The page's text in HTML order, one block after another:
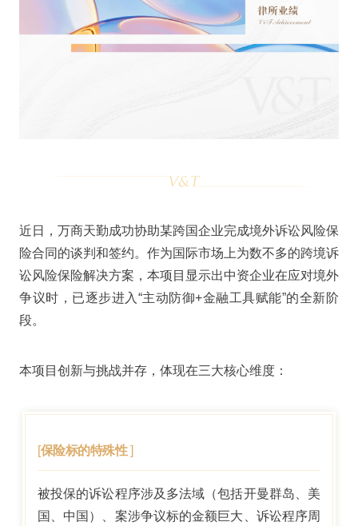
近日，万商天勤成功协助某跨国企业完成境外诉讼风险保
险合同的谈判和签约。作为国际市场上为数不多的跨境诉
讼风险保险解决方案，本项目显示出中资企业在应对境外
争议时，已逐步进入“主动防御+金融工具赋能”的全新阶
段。
本项目创新与挑战并存，体现在三大核心维度：
[保险标的特殊性]
被投保的诉讼程序涉及多法域（包括开曼群岛、美
国、中国）、案涉争议标的金额巨大、诉讼程序周